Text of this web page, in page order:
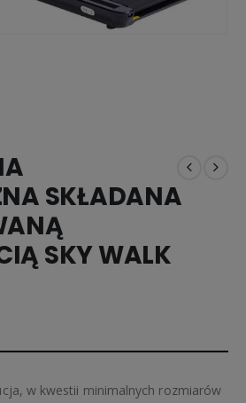
SKŁADANA
SKY WALK
w kwestii minimalnych rozmiarów